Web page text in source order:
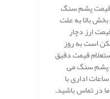
پشم سنگ
بالا به علت
ارز دچار
است به روز
قیمت دقیق
پشم سنگ می
اداری با
در تماس باشید.